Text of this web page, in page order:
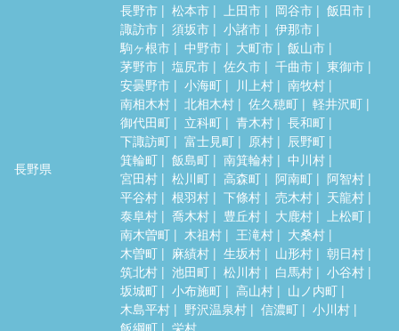
長野県
長野市 松本市 上田市 岡谷市
飯田市
諏訪市
須坂市 小諸市
伊那市
駒ヶ根市
中野市 大町市
飯山市
茅野市
塩尻市 佐久市 千曲市
東御市
安曇野市
小海町 川上村
南牧村
南相木村
北相木村 佐久穂町
軽井沢町
御代田町
立科町 青木村
長和町
下諏訪町
富士見町 原村
辰野町
箕輪町
飯島町 南箕輪村
中川村
宮田村
松川町 高森町 阿南町
阿智村
平谷村
根羽村 下條村 売木村
天龍村
泰阜村
喬木村 豊丘村 大鹿村
上松町
南木曽町
木祖村 王滝村
大桑村
木曽町
麻績村 生坂村 山形村
朝日村
筑北村
池田町 松川村 白馬村
小谷村
坂城町
小布施町 高山村
山ノ内町
木島平村
野沢温泉村 信濃町
小川村
飯綱町
栄村